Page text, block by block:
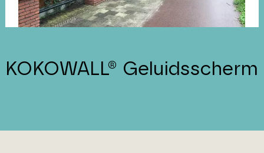
KOKOWALL® Geluidsscherm